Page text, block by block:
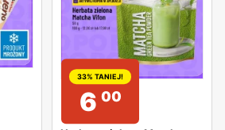
33% TANIEJ!
6 00